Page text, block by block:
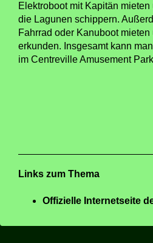
Elektroboot mit Kapitän
die Lagunen schippern.
Fahrrad oder Kanuboot mieten
erkunden. Insgesamt kann
im Centreville Amusement
Links zum Thema
Offizielle Internetseite